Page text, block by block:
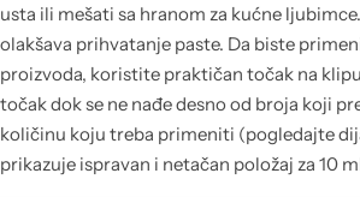
usta ili mešati sa hranom za kućne
olakšava prihvatanje paste. Da biste
proizvoda, koristite praktičan točak na
točak dok se ne nađe desno od broja koji
količinu koju treba primeniti (pogledajte
prikazuje ispravan i netačan položaj za 10